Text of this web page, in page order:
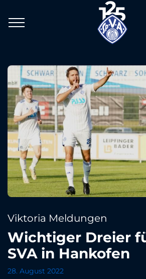
Viktoria Meldungen
Wichtiger Dreier
SVA in Hankofen
28. August 2022